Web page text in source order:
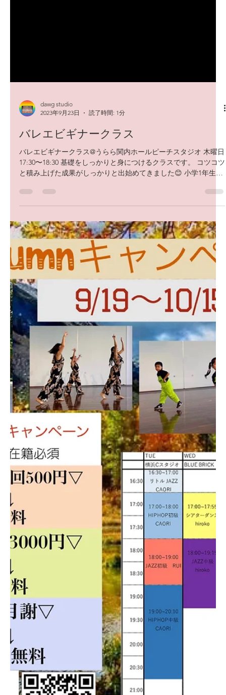
dawg studio
2023年9月23日
読了時間: 1分
バレエビギナークラス
バレエビギナークラス@うらら関内ホールピーチスタジオ 木曜日
17:30〜18:30 基礎をしっかりと身につけるクラスです。 コツコツ
と積み上げた成果がしっかりと出始めてきました😊 小学1年生〜
5年生が在籍しています。 10/15までお得なキャンペーンも行なっ
ています。...